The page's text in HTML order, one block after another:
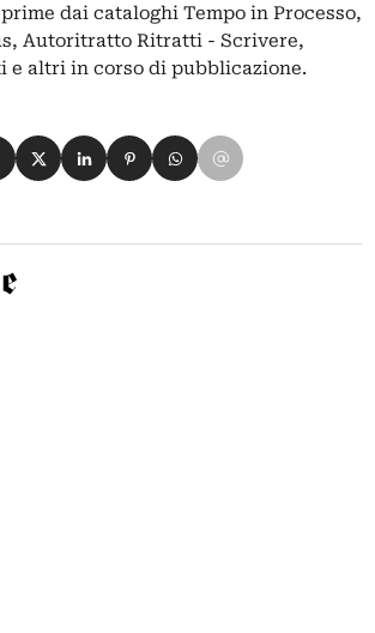
dai cataloghi Tempo in Processo,
Autoritratto Ritratti - Scrivere,
e altri in corso di pubblicazione.
su Facebook
Condividi su X
Condividi su LinkedIn
Condividi su Pinterest
Condividi su WhatsApp
Condividi su Email